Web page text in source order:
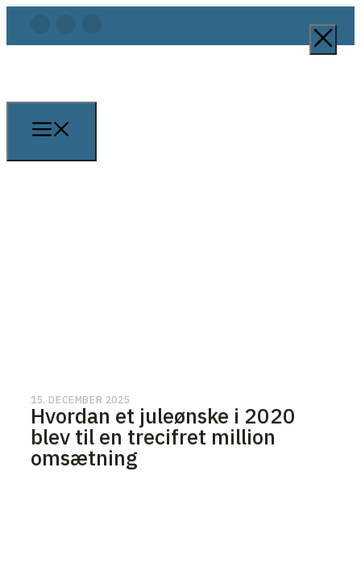
15. DECEMBER 2025
Hvordan et juleønske i 2020
blev til en trecifret million
omsætning